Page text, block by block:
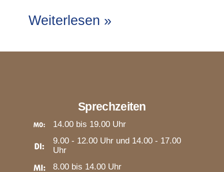
Weiterlesen »
Sprechzeiten
14.00 bis 19.00 Uhr
9.00 - 12.00 Uhr und 14.00 - 17.00
Uhr
8.00 bis 14.00 Uhr